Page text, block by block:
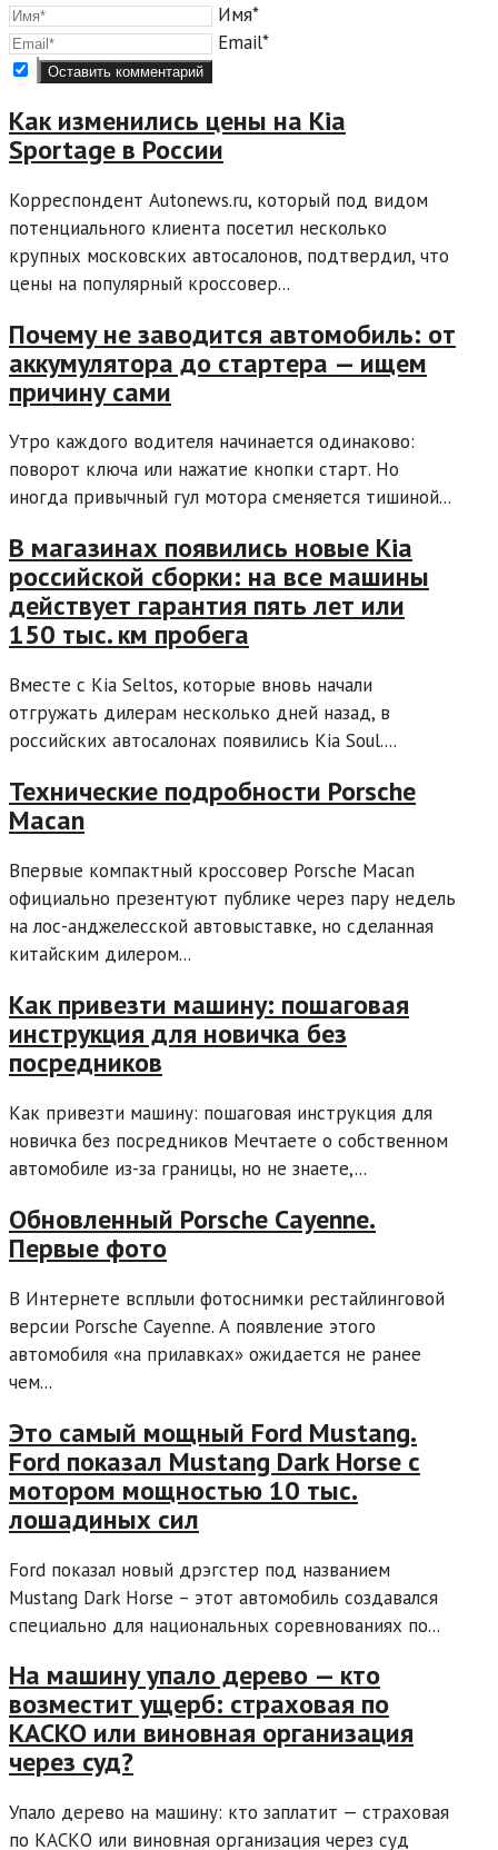
Имя*
Email*
Как изменились цены на Kia
Sportage в России
Корреспондент Autonews.ru, который под видом
потенциального клиента посетил несколько
крупных московских автосалонов, подтвердил, что
цены на популярный кроссовер...
Почему не заводится автомобиль: от
аккумулятора до стартера — ищем
причину сами
Утро каждого водителя начинается одинаково:
поворот ключа или нажатие кнопки старт. Но
иногда привычный гул мотора сменяется тишиной...
В магазинах появились новые Kia
российской сборки: на все машины
действует гарантия пять лет или
150 тыс. км пробега
Вместе с Kia Seltos, которые вновь начали
отгружать дилерам несколько дней назад, в
российских автосалонах появились Kia Soul....
Технические подробности Porsche
Macan
Впервые компактный кроссовер Porsche Macan
официально презентуют публике через пару недель
на лос-анджелесской автовыставке, но сделанная
китайским дилером...
Как привезти машину: пошаговая
инструкция для новичка без
посредников
Как привезти машину: пошаговая инструкция для
новичка без посредников Мечтаете о собственном
автомобиле из-за границы, но не знаете,...
Обновленный Porsche Cayenne.
Первые фото
В Интернете всплыли фотоснимки рестайлинговой
версии Porsche Cayenne. А появление этого
автомобиля «на прилавках» ожидается не ранее
чем...
Это самый мощный Ford Mustang.
Ford показал Mustang Dark Horse с
мотором мощностью 10 тыс.
лошадиных сил
Ford показал новый дрэгстер под названием
Mustang Dark Horse – этот автомобиль создавался
специально для национальных соревнованиях по...
На машину упало дерево — кто
возместит ущерб: страховая по
КАСКО или виновная организация
через суд?
Упало дерево на машину: кто заплатит — страховая
по КАСКО или виновная организация через суд